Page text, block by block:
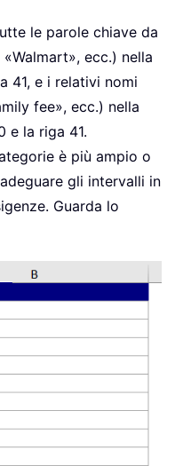
le parole chiave da
ecc.) nella
41, e i relativi nomi
fee», ecc.) nella
e la riga 41.
è più ampio o
gli intervalli in
Guarda lo